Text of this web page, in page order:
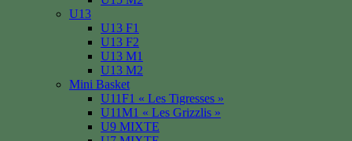
U13
U13 F1
U13 F2
U13 M1
U13 M2
Mini Basket
U11F1 « Les Tigresses »
U11M1 « Les Grizzlis »
U9 MIXTE